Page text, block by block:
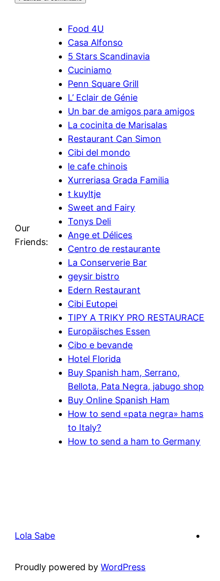
Our
Friends:
Food 4U
Casa Alfonso
5 Stars Scandinavia
Cuciniamo
Penn Square Grill
L’ Eclair de Génie
Un bar de amigos para amigos
La cocinita de Marisalas
Restaurant Can Simon
Cibi del mondo
le cafe chinois
Xurreriasa Grada Familia
t kuyltje
Sweet and Fairy
Tonys Deli
Ange et Délices
Centro de restaurante
La Conserverie Bar
geysir bistro
Edern Restaurant
Cibi Eutopei
TIPY A TRIKY PRO RESTAURACE
Europäisches Essen
Cibo e bevande
Hotel Florida
Buy Spanish ham, Serrano,
Bellota, Pata Negra, jabugo shop
Buy Online Spanish Ham
How to send «pata negra» hams
to Italy?
How to send a ham to Germany
Lola Sabe
Proudly powered byWordPress